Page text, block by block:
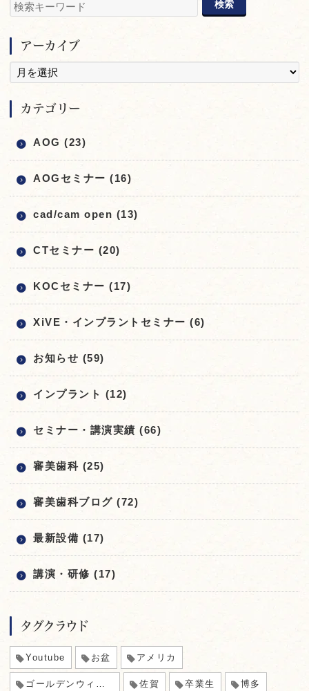
アーカイブ
カテゴリー
AOG (23)
AOGセミナー (16)
cad/cam open (13)
CTセミナー (20)
KOCセミナー (17)
XiVE・インプラントセミナー (6)
お知らせ (59)
インプラント (12)
セミナー・講演実績 (66)
審美歯科 (25)
審美歯科ブログ (72)
最新設備 (17)
講演・研修 (17)
タグクラウド
Youtube お盆 アメリカ
ゴールデンウィーク 佐賀 卒業生 博多